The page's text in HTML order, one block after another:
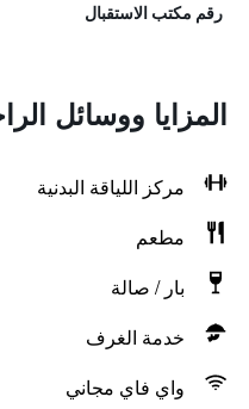
رقم مكتب الاستقبال
المزايا ووسائل
مركز اللياقة البدنية
مطعم
بار / صالة
خدمة الغرف
واي فاي مجاني